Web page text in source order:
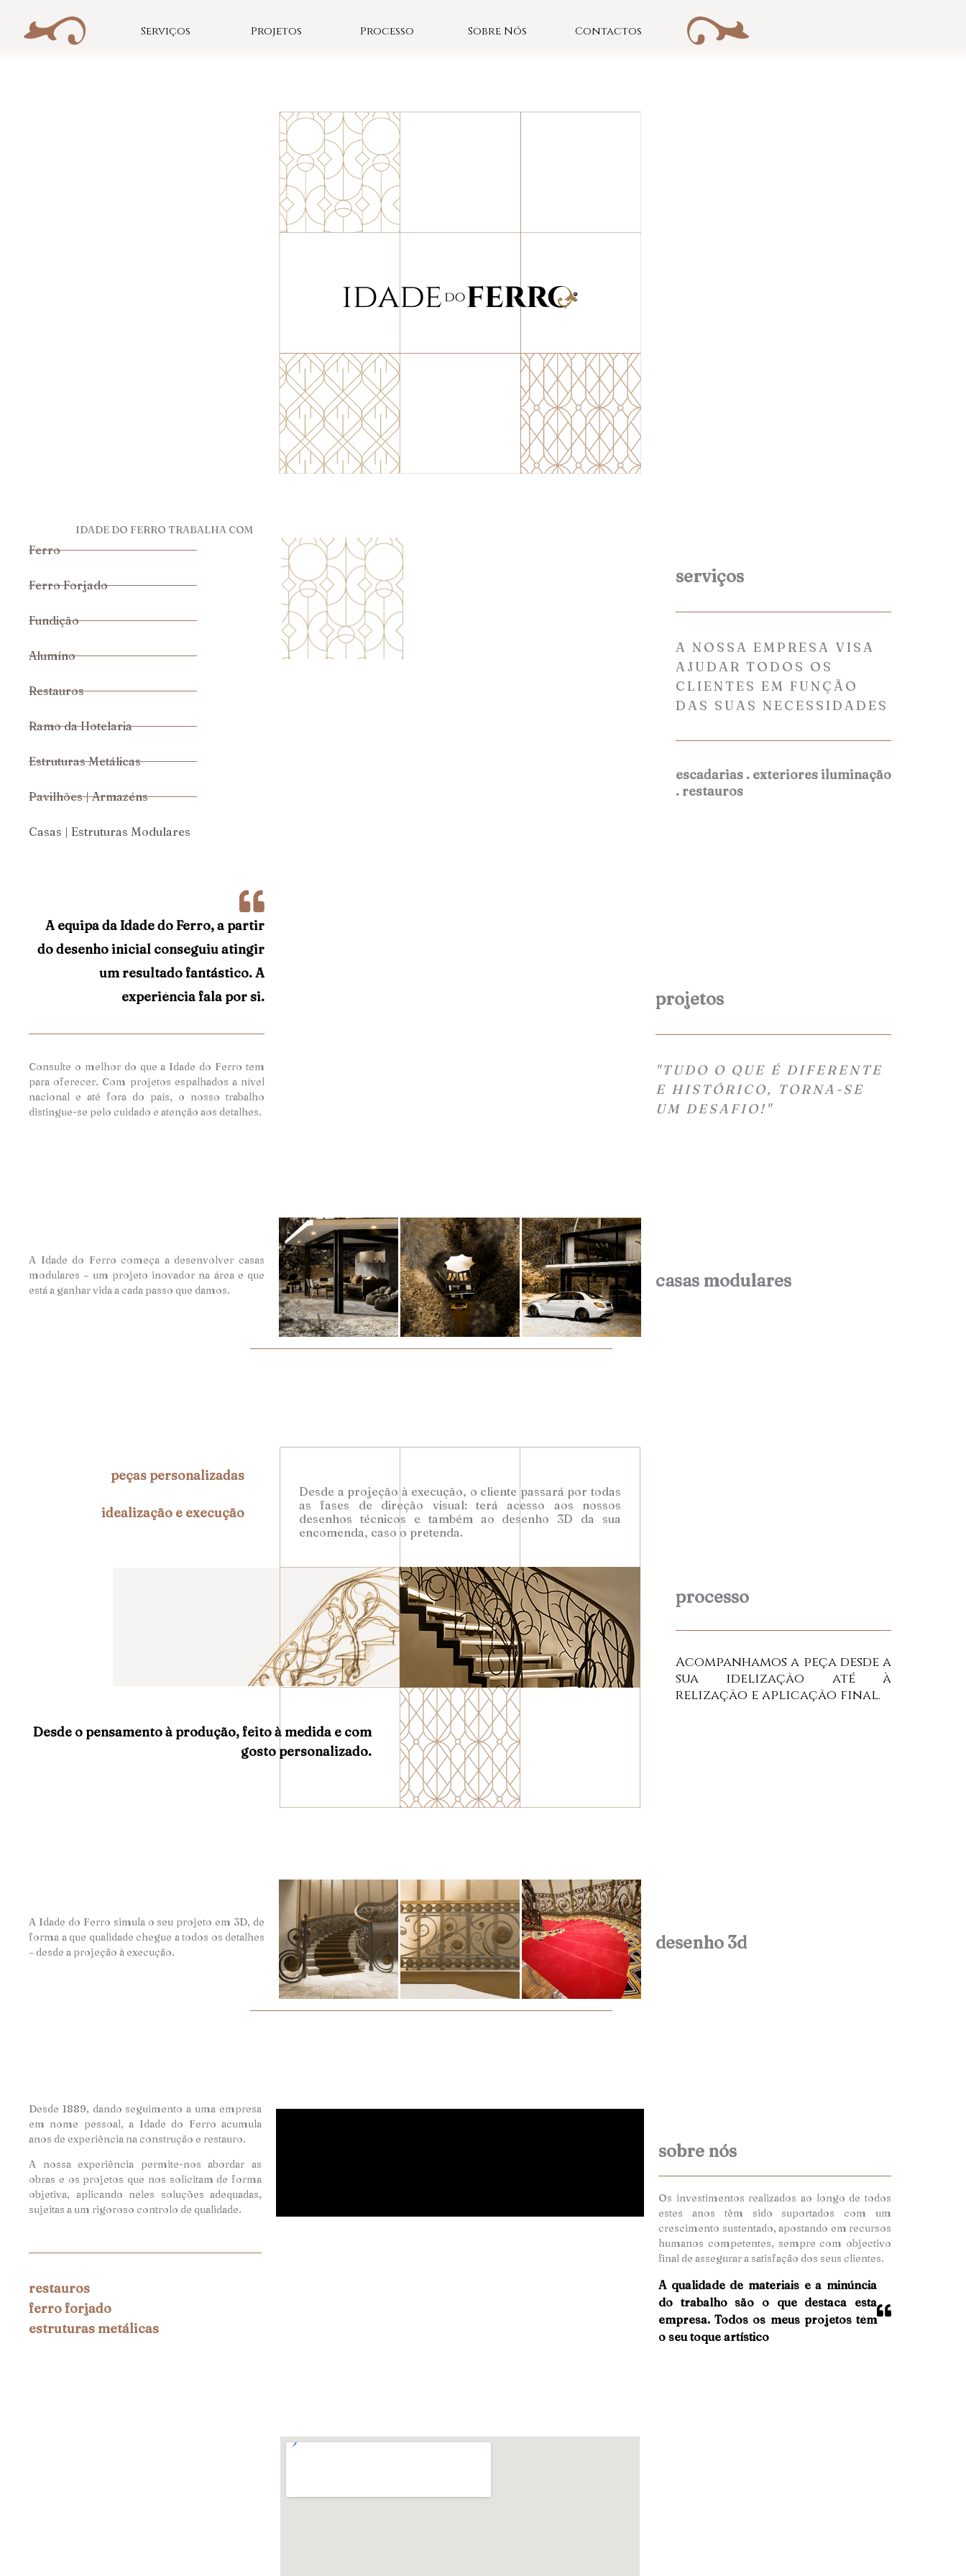
Serviços Projetos Processo Sobre Nós Contactos
IDADE DO FERRO TRABALHA COM
Ferro
Ferro Forjado
Fundição
Alumíno
Restauros
Ramo da Hotelaria
Estruturas Metálicas
Pavilhões | Armazéns
Casas | Estruturas Modulares
serviços
A NOSSA EMPRESA VISA
AJUDAR TODOS OS
CLIENTES EM FUNÇÃO
DAS SUAS NECESSIDADES
escadarias . exteriores iluminação
. restauros
A equipa da Idade do Ferro, a partir
do desenho inicial conseguiu atingir
um resultado fantástico. A
experiência fala por si.
Consulte o melhor do que a Idade do Ferro tem
para oferecer. Com projetos espalhados a nível
nacional e até fora do país, o nosso trabalho
distingue-se pelo cuidado e atenção aos detalhes.
projetos
"TUDO O QUE É DIFERENTE
E HISTÓRICO, TORNA-SE
UM DESAFIO!"
A Idade do Ferro começa a desenvolver casas
modulares – um projeto inovador na área e que
está a ganhar vida a cada passo que damos.
casas modulares
peças personalizadas
idealização e execução
Desde o pensamento à produção, feito à medida e com
gosto personalizado.
Desde a projeção à execução, o cliente passará por todas
as fases de direção visual: terá acesso aos nossos
desenhos técnicos e também ao desenho 3D da sua
encomenda, caso o pretenda.
processo
Acompanhamos a peça desde a
sua idelização até à
relização e aplicação final.
A Idade do Ferro simula o seu projeto em 3D, de
forma a que qualidade chegue a todos os detalhes
– desde a projeção à execução.
desenho 3d
Desde 1889, dando seguimento a uma empresa
em nome pessoal, a Idade do Ferro acumula
anos de experiência na construção e restauro.
A nossa experiência permite-nos abordar as
obras e os projetos que nos solicitam de forma
objetiva, aplicando neles soluções adequadas,
sujeitas a um rigoroso controlo de qualidade.
restauros
ferro forjado
estruturas metálicas
sobre nós
Os investimentos realizados ao longo de todos
estes anos têm sido suportados com um
crescimento sustentado, apostando em recursos
humanos competentes, sempre com objectivo
final de assegurar a satisfação dos seus clientes.
A qualidade de materiais e a minúncia
do trabalho são o que destaca esta
empresa. Todos os meus projetos têm
o seu toque artístico